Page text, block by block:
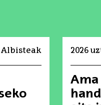
Albisteak 2026
Ama